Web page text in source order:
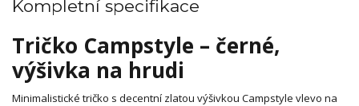
Kompletní specifikace
Tričko Campstyle – černé,
výšivka na hrudi
Minimalistické tričko s decentní zlatou výšivkou Campstyle vlevo na